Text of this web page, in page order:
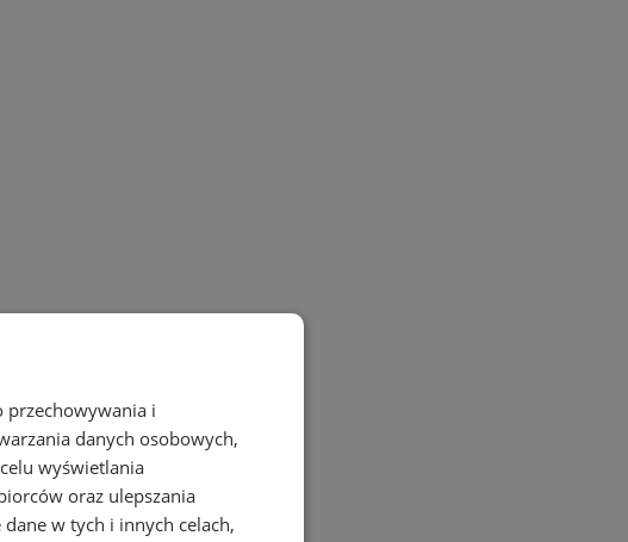
i
danych osobowych,
wyświetlania
oraz ulepszania
w tych i innych celach,